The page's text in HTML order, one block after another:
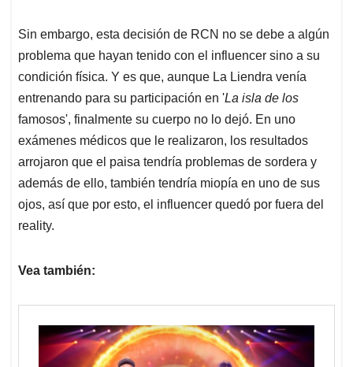
Sin embargo, esta decisión de RCN no se debe a algún
problema que hayan tenido con el influencer sino a su
condición física. Y es que, aunque La Liendra venía
entrenando para su participación en 'La isla de los
famosos', finalmente su cuerpo no lo dejó. En uno
exámenes médicos que le realizaron, los resultados
arrojaron que el paisa tendría problemas de sordera y
además de ello, también tendría miopía en uno de sus
ojos, así que por esto, el influencer quedó por fuera del
reality.
Vea también: